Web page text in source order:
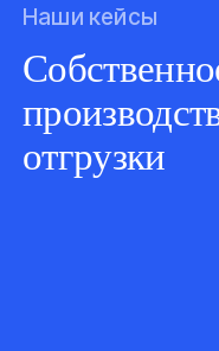
Наши кейсы
отгрузки